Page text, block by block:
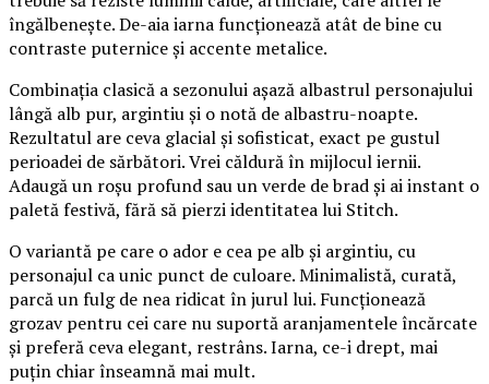
îngălbenește. De-aia iarna funcționează atât de bine cu
contraste puternice și accente metalice.
Combinația clasică a sezonului așază albastrul personajului
lângă alb pur, argintiu și o notă de albastru-noapte.
Rezultatul are ceva glacial și sofisticat, exact pe gustul
perioadei de sărbători. Vrei căldură în mijlocul iernii.
Adaugă un roșu profund sau un verde de brad și ai instant o
paletă festivă, fără să pierzi identitatea lui Stitch.
O variantă pe care o ador e cea pe alb și argintiu, cu
personajul ca unic punct de culoare. Minimalistă, curată,
parcă un fulg de nea ridicat în jurul lui. Funcționează
grozav pentru cei care nu suportă aranjamentele încărcate
și preferă ceva elegant, restrâns. Iarna, ce-i drept, mai
puțin chiar înseamnă mai mult.